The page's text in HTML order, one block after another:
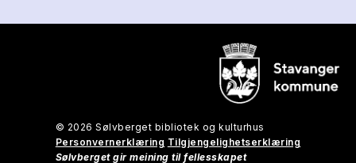
© 2026 Sølvberget bibliotek og kulturhus
Personvernerklæring Tilgjengelighetserklæring
Sølvberget gir meining til fellesskapet